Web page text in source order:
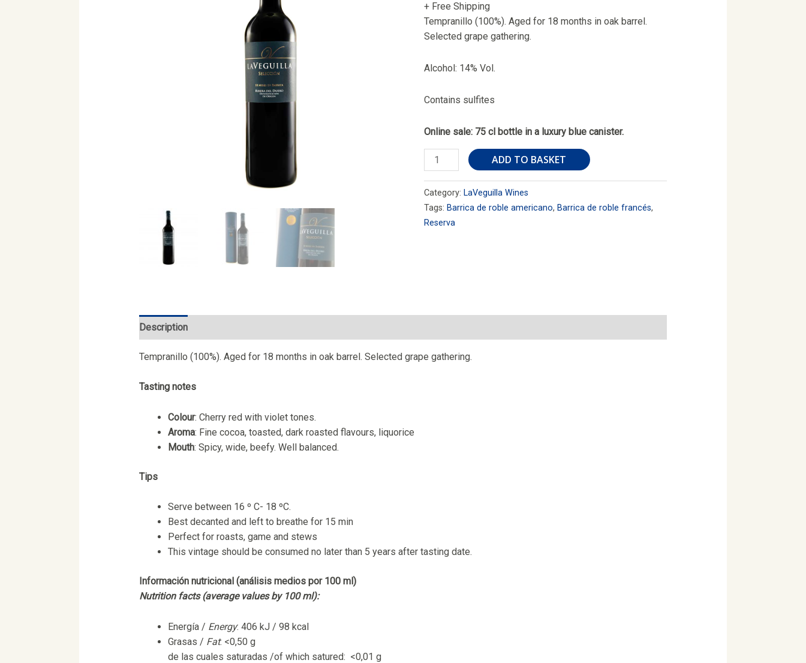
+ Free Shipping
Tempranillo (100%). Aged for 18 months in oak barrel.
Selected grape gathering.
Alcohol: 14% Vol.
Contains sulfites
Online sale: 75 cl bottle in a luxury blue canister.
LaVeguilla
Selección
quantity
ADD TO BASKET
Category: LaVeguilla Wines
Tags: Barrica de roble americano, Barrica de roble francés,
Reserva
Description
Tempranillo (100%). Aged for 18 months in oak barrel. Selected grape gathering.
Tasting notes
Colour: Cherry red with violet tones.
Aroma: Fine cocoa, toasted, dark roasted flavours, liquorice
Mouth: Spicy, wide, beefy. Well balanced.
Tips
Serve between 16 º C- 18 ºC.
Best decanted and left to breathe for 15 min
Perfect for roasts, game and stews
This vintage should be consumed no later than 5 years after tasting date.
Información nutricional (análisis medios por 100 ml)
Nutrition facts (average values by 100 ml):
Energía / Energy: 406 kJ / 98 kcal
Grasas / Fat: <0,50 g
de las cuales saturadas /of which satured: <0,01 g